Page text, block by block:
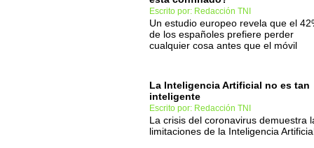
Escrito por: Redacción TNI
Un estudio europeo revela que el
de los españoles prefiere perder
cualquier cosa antes que el móvil
La Inteligencia Artificial no es tan
inteligente
Escrito por: Redacción TNI
La crisis del coronavirus demuestra
limitaciones de la Inteligencia